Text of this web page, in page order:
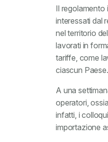
Il regolamento
interessati dal
nel territorio
lavorati in
tariffe, come
ciascun Paese.
A una
operatori,
infatti, i
importazione